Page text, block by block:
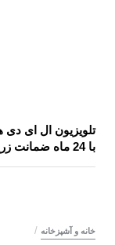
با 24 ماه ضمانت زرین نمای کاسپین
خانه و آشپزخانه /